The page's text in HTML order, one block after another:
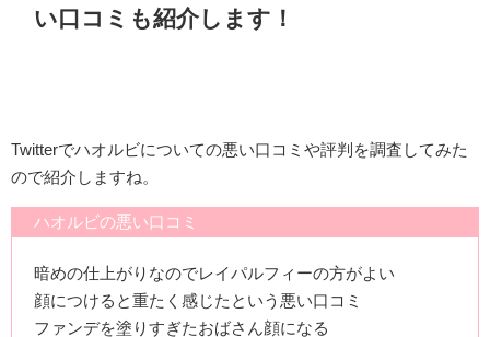
い口コミも紹介します！
Twitterでハオルビについての悪い口コミや評判を調査してみた
ので紹介しますね。
ハオルビの悪い口コミ
暗めの仕上がりなのでレイパルフィーの方がよい
顔につけると重たく感じたという悪い口コミ
ファンデを塗りすぎたおばさん顔になる